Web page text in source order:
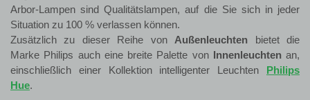
Arbor-Lampen sind Qualitätslampen, auf die Sie sich in jeder
Situation zu 100 % verlassen können.
Zusätzlich zu dieser Reihe von Außenleuchten bietet die
Marke Philips auch eine breite Palette von Innenleuchtenan,
einschließlich einer Kollektion intelligenter Leuchten Philips
Hue.